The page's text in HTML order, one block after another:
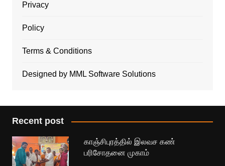
Privacy
Policy
Terms & Conditions
Designed by MML Software Solutions
Recent post
காஞ்சிபுரத்தில் இலவச கண்
பரிசோதனை முகாம்